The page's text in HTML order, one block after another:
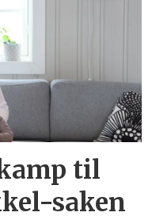
til
saken